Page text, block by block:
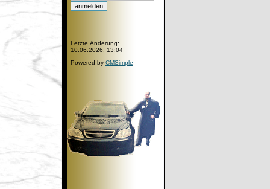
Letzte Änderung:
10.06.2026, 13:04
Powered by CMSimple